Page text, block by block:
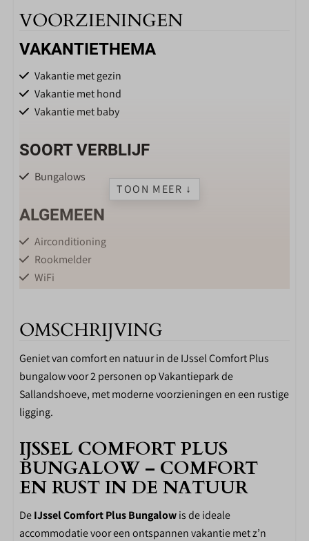
VOORZIENINGEN
VAKANTIETHEMA
Vakantie met gezin
Vakantie met hond
Vakantie met baby
SOORT VERBLIJF
Bungalows
ALGEMEEN
Airconditioning
Rookmelder
WiFi
WOONKAMER
Zithoek
Flatscreen TV
Eettafel
Keuken
Drinkglazen
Wijnglazen
4-pits gasstel
TOON MEER ↓
OMSCHRIJVING
Geniet van comfort en natuur in de IJssel Comfort Plus
bungalow voor 2 personen op Vakantiepark de
Sallandshoeve, met moderne voorzieningen en een rustige
ligging.
IJSSEL COMFORT PLUS
BUNGALOW – COMFORT
EN RUST IN DE NATUUR
DeIJssel Comfort Plus Bungalowis de ideale
accommodatie voor een ontspannen vakantie met z’n